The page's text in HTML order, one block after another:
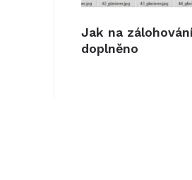
Jak na
doplněno